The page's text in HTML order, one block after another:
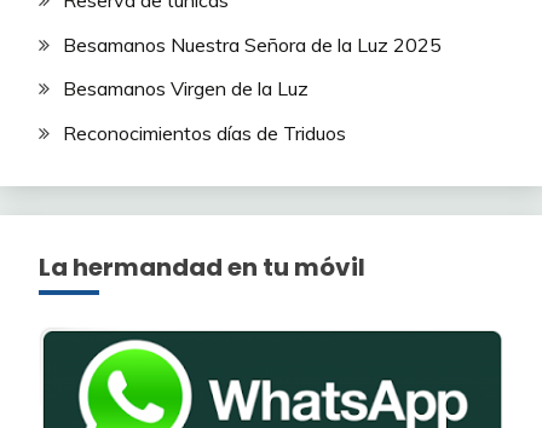
Besamanos Nuestra Señora de la Luz 2025
Besamanos Virgen de la Luz
Reconocimientos días de Triduos
La hermandad en tu móvil